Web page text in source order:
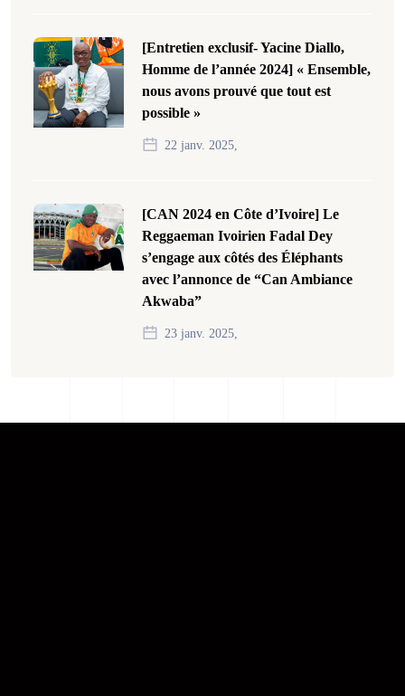
[Entretien exclusif- Yacine Diallo,
Homme de l’année 2024] « Ensemble,
nous avons prouvé que tout est
possible »
22 janv. 2025,
[CAN 2024 en Côte d’Ivoire] Le
Reggaeman Ivoirien Fadal Dey
s’engage aux côtés des Éléphants
avec l’annonce de “Can Ambiance
Akwaba”
23 janv. 2025,